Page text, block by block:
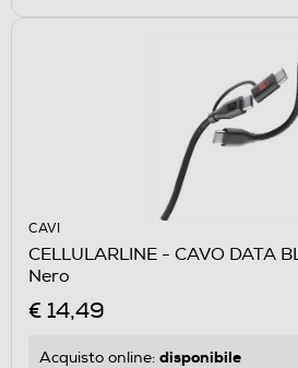
CAVI
CELLULARLINE - CAVO DATA
Nero
€ 14,49
Acquisto online: disponibile